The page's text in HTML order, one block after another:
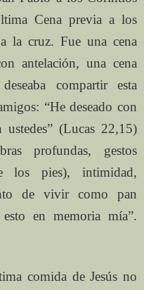
Cena previa a los
la cruz. Fue una cena
antelación, una cena
compartir esta
“He deseado con
ustedes” (Lucas 22,15)
profundas, gestos
los pies), intimidad,
de vivir como pan
en memoria mía”.
comida de Jesús no